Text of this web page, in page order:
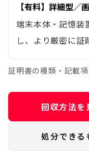
【有料】詳細型／
端末本体・記憶装
し、より厳密に証
証明書の種類・記載
回収方法を
処分できる